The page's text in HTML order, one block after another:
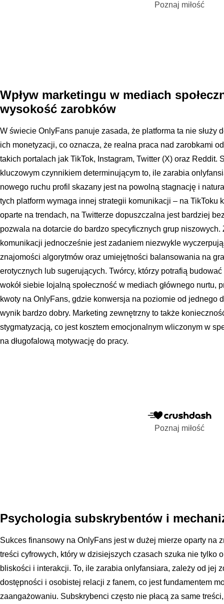
Poznaj miłość
Wpływ marketingu w mediach
wysokość zarobków
W świecie OnlyFans panuje zasada, że platforma ta nie służy
ich monetyzacji, co oznacza, że realna praca nad zarobkami
takich portalach jak TikTok, Instagram, Twitter (X) oraz Reddit.
kluczowym czynnikiem determinującym to, ile zarabia
nowego ruchu profil skazany jest na powolną stagnację i
tych platform wymaga innej strategii komunikacji – na TikToku
oparte na trendach, na Twitterze dopuszczalna jest bardziej
pozwala na dotarcie do bardzo specyficznych grup niszowych.
komunikacji jednocześnie jest zadaniem niezwykle
znajomości algorytmów oraz umiejętności balansowania na
erotycznych lub sugerujących. Twórcy, którzy potrafią
wokół siebie lojalną społeczność w mediach głównego nurtu,
kwoty na OnlyFans, gdzie konwersja na poziomie od jednego
wynik bardzo dobry. Marketing zewnętrzny to także
stygmatyzacją, co jest kosztem emocjonalnym wliczonym w
na długofalową motywację do pracy.
Poznaj miłość
Psychologia subskrybentów i
Sukces finansowy na OnlyFans jest w dużej mierze oparty na
treści cyfrowych, który w dzisiejszych czasach szuka nie tylko
bliskości i interakcji. To, ile zarabia onlyfansiara, zależy od jej
dostępności i osobistej relacji z fanem, co jest fundamentem
zaangażowaniu. Subskrybenci często nie płacą za same